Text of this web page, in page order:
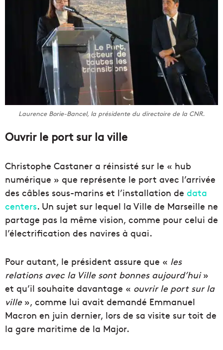
Laurence Borie-Bancel, la présidente du directoire de la CNR.
Ouvrir le port sur la ville
Christophe Castaner a réinsisté sur le « hub
numérique » que représente le port avec l’arrivée
des câbles sous-marins et l’installation de data
centers. Un sujet sur lequel la Ville de Marseille ne
partage pas la même vision, comme pour celui de
l’électrification des navires à quai.
Pour autant, le président assure que « les
relations avec la Ville sont bonnes aujourd’hui»
et qu’il souhaite davantage « ouvrir le port sur la
ville », comme lui avait demandé Emmanuel
Macron en juin dernier, lors de sa visite sur toit de
la gare maritime de la Major.